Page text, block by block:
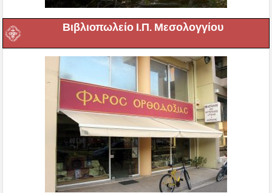
Βιβλιοπωλείο Ι.Π. Μεσολογγίου